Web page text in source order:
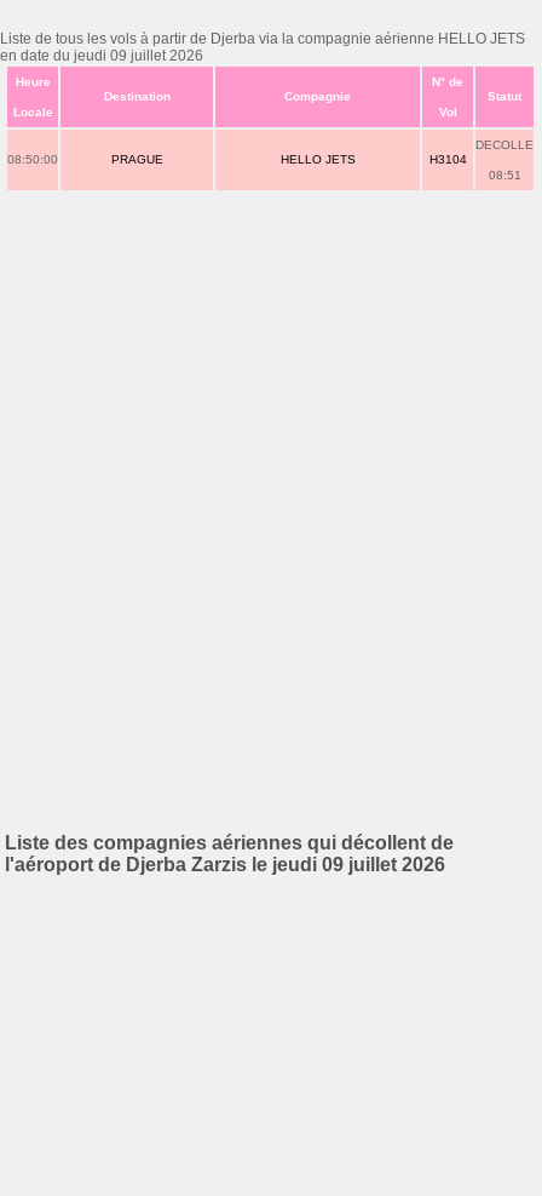
Liste de tous les vols à partir de Djerba via la compagnie aérienne HELLO JETS
en date du jeudi 09 juillet 2026
Heure
Locale
Destination Compagnie
N° de
Vol
Statut
08:50:00 PRAGUE HELLO JETS H3104
DECOLLE
08:51
Liste des compagnies aériennes qui décollent de
l'aéroport de Djerba Zarzis le jeudi 09 juillet 2026